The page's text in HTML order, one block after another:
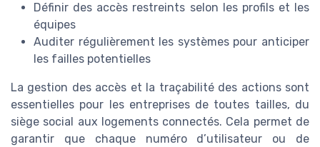
Définir des accès restreints selon les profils et les
équipes
Auditer régulièrement les systèmes pour anticiper
les failles potentielles
La gestion des accès et la traçabilité des actions sont
essentielles pour les entreprises de toutes tailles, du
siège social aux logements connectés. Cela permet de
garantir que chaque numéro d’utilisateur ou de